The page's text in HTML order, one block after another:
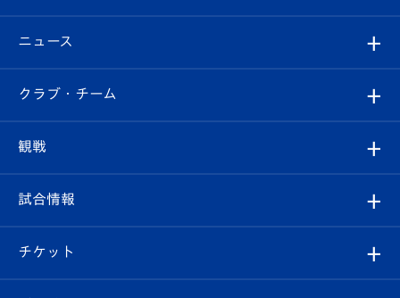
ニュース
すべて
クラブ
試合情報
クラブ・チーム
クラブ概要
エンブレム紹介
観戦
観戦ルール
はじめての観戦ガイド
試合情報
試合日程/結果
チケット